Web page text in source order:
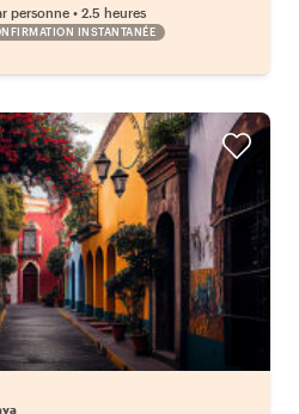
personne • 2.5 heures
INSTANTANÉE